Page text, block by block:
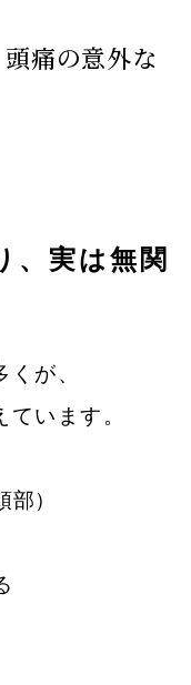
痛の意外な
、実は無関
が、
います。
）